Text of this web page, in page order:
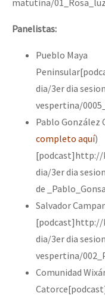
matutina/
Panelistas:
Pueblo Maya
dia/3er dia sesion
vespertina/
Pablo González
completo aquí)
[podcast]http://
dia/3er dia
de
Salvador
[podcast]http://
dia/3er dia sesion
vespertina/
Comunidad